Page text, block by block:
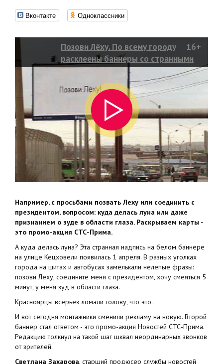
Вконтакте Одноклассники
Позови Лёху. По всему городу
расклеены баннеры со странными
надписями
16+
Например, с просьбами позвать Леху или соединить с
президентом, вопросом: куда делась луна или даже
признанием о зуде в области глаза. Раскрываем карты -
это промо-акция СТС-Прима.
А куда делась луна? Эта странная надпись на белом баннере
на улице Кецховели появилась 1 апреля. В разных уголках
города на щитах и автобусах замелькали нелепые фразы:
позови Леху, соедините меня с президентом, хочу смеяться 5
минут, у меня зуд в области глаза.
Красноярцы всерьез ломали голову, что это.
И вот сегодня монтажники сменили рекламу на новую. Второй
баннер стал ответом - это промо-акция Новостей СТС-Прима.
Редакцию толкнул на такой шаг шквал неординарных звонков
от зрителей.
Светлана Захарова, старший продюсер службы новостей